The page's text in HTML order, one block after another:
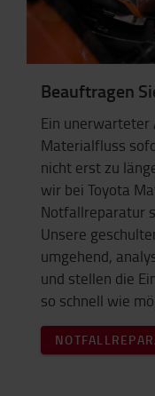
Beauftragen
Ein unerwarteter
Materialfluss
nicht erst zu
wir bei Toyota
Notfallreparatur
Unsere
umgehend,
und stellen die
so schnell wie